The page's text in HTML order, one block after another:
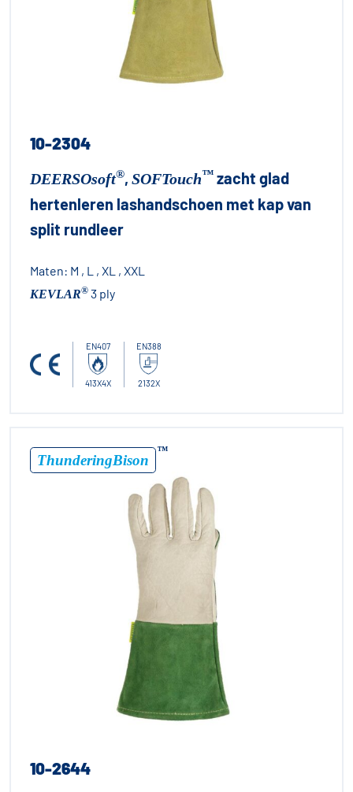
10-2304
DEERSOsoft®, SOFTouch™ zacht glad
hertenleren lashandschoen met kap van
split rundleer
Maten: M , L , XL , XXL
KEVLAR® 3 ply
EN407
413X4X
EN388
2132X
ThunderingBison
™
10-2644